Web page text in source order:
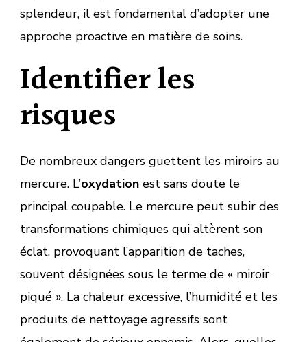
splendeur, il est fondamental d’adopter une
approche proactive en matière de soins.
Identifier les
risques
De nombreux dangers guettent les miroirs au
mercure. L’oxydation est sans doute le
principal coupable. Le mercure peut subir des
transformations chimiques qui altèrent son
éclat, provoquant l’apparition de taches,
souvent désignées sous le terme de « miroir
piqué ». La chaleur excessive, l’humidité et les
produits de nettoyage agressifs sont